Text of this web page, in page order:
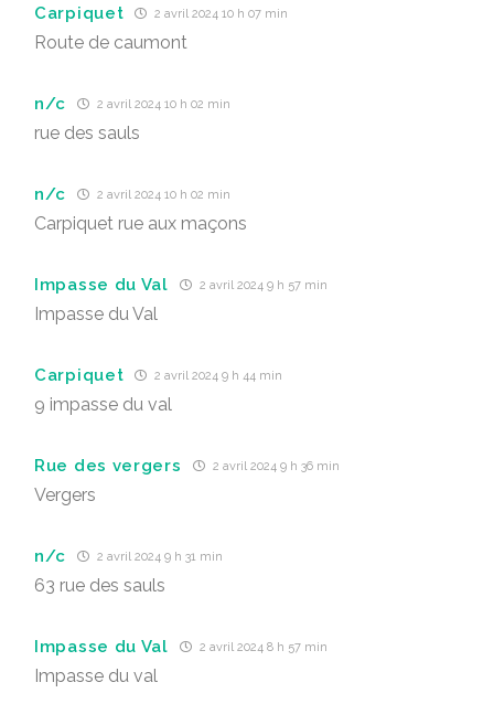
Carpiquet 2 avril 2024 10 h 07 min
Route de caumont
n/c 2 avril 2024 10 h 02 min
rue des sauls
n/c 2 avril 2024 10 h 02 min
Carpiquet rue aux maçons
Impasse du Val 2 avril 2024 9 h 57 min
Impasse du Val
Carpiquet 2 avril 2024 9 h 44 min
9 impasse du val
Rue des vergers 2 avril 2024 9 h 36 min
Vergers
n/c 2 avril 2024 9 h 31 min
63 rue des sauls
Impasse du Val 2 avril 2024 8 h 57 min
Impasse du val